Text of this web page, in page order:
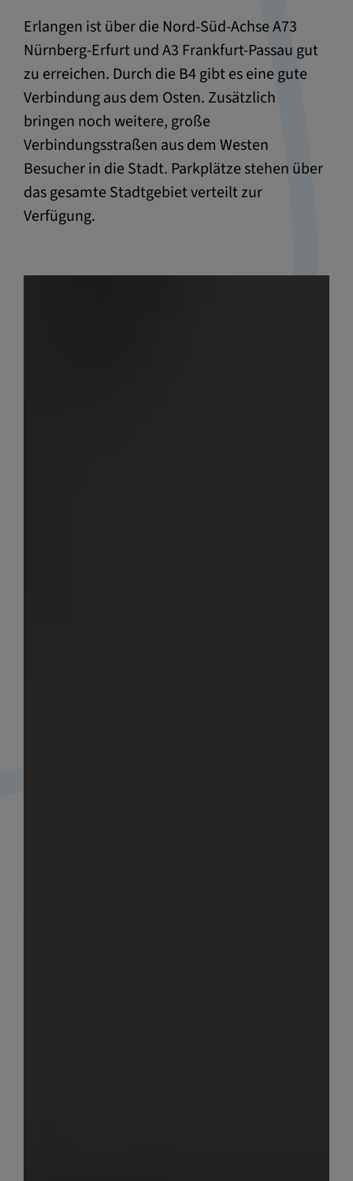
Erlangen ist über die Nord-Süd-Achse A73
Nürnberg-Erfurt und A3 Frankfurt-Passau gut
zu erreichen. Durch die B4 gibt es eine gute
Verbindung aus dem Osten. Zusätzlich
bringen noch weitere, große
Verbindungsstraßen aus dem Westen
Besucher in die Stadt. Parkplätze stehen über
das gesamte Stadtgebiet verteilt zur
Verfügung.